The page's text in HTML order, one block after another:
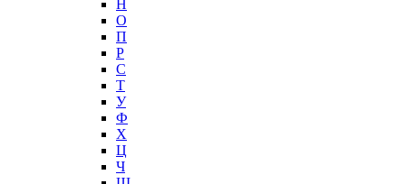
Н
О
П
Р
С
Т
У
Ф
Х
Ц
Ч